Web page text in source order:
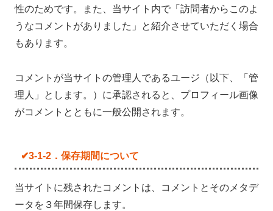
性のためです。また、当サイト内で「訪問者からこのよ
うなコメントがありました」と紹介させていただく場合
もあります。
コメントが当サイトの管理人であるユージ（以下、「管
理人」とします。）に承認されると、プロフィール画像
がコメントとともに一般公開されます。
✔3-1-2．保存期間について
当サイトに残されたコメントは、コメントとそのメタデ
ータを３年間保存します。